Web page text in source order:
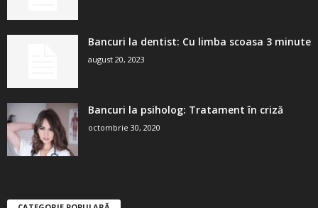
Bancuri la dentist: Cu limba scoasa 3 minute
august 20, 2023
Bancuri la psiholog: Tratament în criză
octombrie 30, 2020